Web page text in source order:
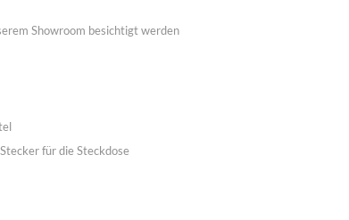
Showroom besichtigt werden
für die Steckdose